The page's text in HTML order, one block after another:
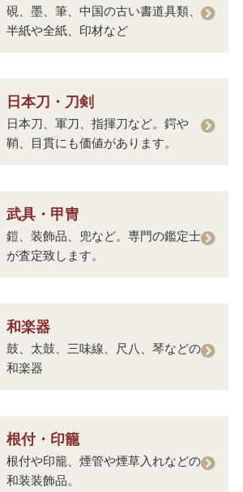
硯、墨、筆、中国の古い書道具類、
半紙や全紙、印材など
日本刀・刀剣
日本刀、軍刀、指揮刀など。鍔や
鞘、目貫にも価値があります。
武具・甲冑
鎧、装飾品、兜など。専門の鑑定士
が査定致します。
和楽器
鼓、太鼓、三味線、尺八、琴などの
和楽器
根付・印籠
根付や印籠、煙管や煙草入れなどの
和装装飾品。